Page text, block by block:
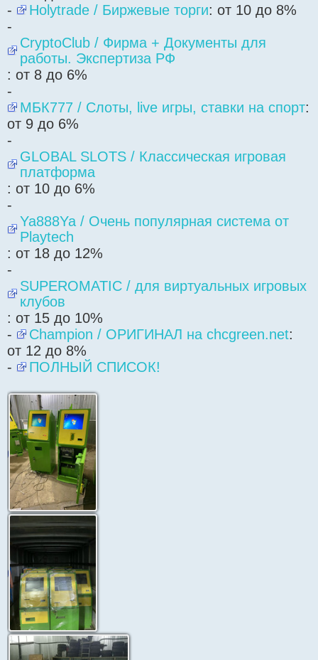
-
Holytrade / Биржевые торги: от 10 до 8%
-
CryptoClub / Фирма + Документы для
работы. Экспертиза РФ
: от 8 до 6%
-
МБК777 / Слоты, live игры, ставки на спорт:
от 9 до 6%
-
GLOBAL SLOTS / Классическая игровая
платформа
: от 10 до 6%
-
Ya888Ya / Очень популярная система от
Playtech
: от 18 до 12%
-
SUPEROMATIC / для виртуальных игровых
клубов
: от 15 до 10%
-
Champion / ОРИГИНАЛ на chcgreen.net:
от 12 до 8%
-
ПОЛНЫЙ СПИСОК!